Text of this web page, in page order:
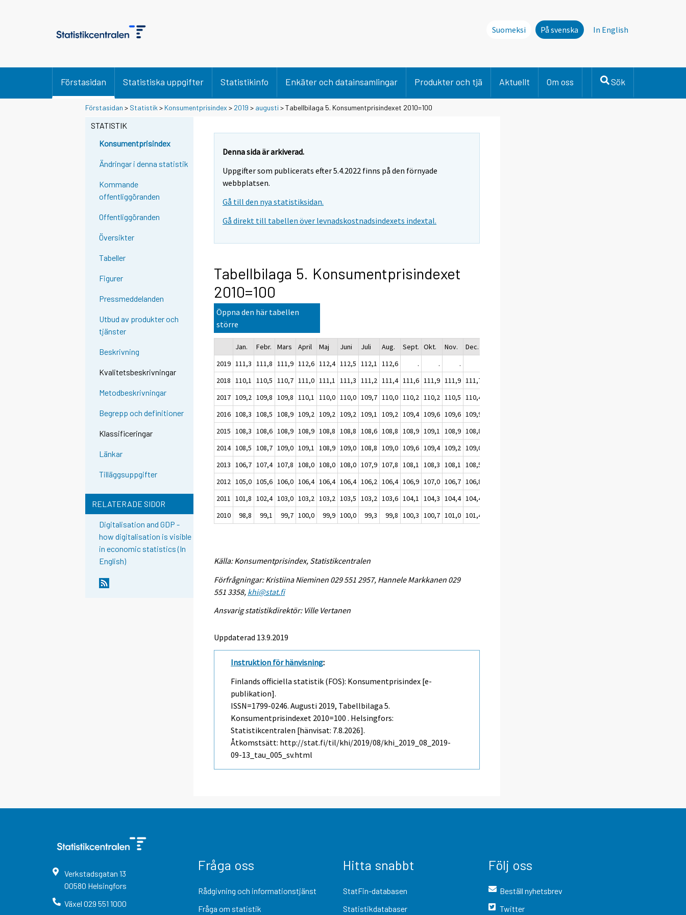
Suomeksi På svenska In English
Förstasidan Statistiska uppgifter Statistikinfo Enkäter och datainsamlingar Produkter och tjä Aktuellt Om oss Sök
Förstasidan > Statistik > Konsumentprisindex > 2019 > augusti > Tabellbilaga 5. Konsumentprisindexet 2010=100
STATISTIK
Konsumentprisindex
Ändringar i denna statistik
Kommande
offentliggöranden
Offentliggöranden
Översikter
Tabeller
Figurer
Pressmeddelanden
Utbud av produkter och
tjänster
Beskrivning
Kvalitetsbeskrivningar
Metodbeskrivningar
Begrepp och definitioner
Klassificeringar
Länkar
Tilläggsuppgifter
RELATERADE SIDOR
Digitalisation and GDP -
how digitalisation is visible
in economic statistics (In
English)
Denna sida är arkiverad.
Uppgifter som publicerats efter 5.4.2022 finns på den förnyade
webbplatsen.
Gå till den nya statistiksidan.
Gå direkt till tabellen över levnadskostnadsindexets indextal.
Tabellbilaga 5. Konsumentprisindexet
2010=100
Öppna den här tabellen
större
Jan. Febr. Mars April Maj Juni Juli Aug. Sept. Okt. Nov. Dec.
2019 111,3 111,8 111,9 112,6 112,4 112,5 112,1 112,6 . . .
2018 110,1 110,5 110,7 111,0 111,1 111,3 111,2 111,4 111,6 111,9 111,9 111,7
2017 109,2 109,8 109,8 110,1 110,0 110,0 109,7 110,0 110,2 110,2 110,5 110,4
2016 108,3 108,5 108,9 109,2 109,2 109,2 109,1 109,2 109,4 109,6 109,6 109,9
2015 108,3 108,6 108,9 108,9 108,8 108,8 108,6 108,8 108,9 109,1 108,9 108,8
2014 108,5 108,7 109,0 109,1 108,9 109,0 108,8 109,0 109,6 109,4 109,2 109,0
2013 106,7 107,4 107,8 108,0 108,0 108,0 107,9 107,8 108,1 108,3 108,1 108,5
2012 105,0 105,6 106,0 106,4 106,4 106,4 106,2 106,4 106,9 107,0 106,7 106,8
2011 101,8 102,4 103,0 103,2 103,2 103,5 103,2 103,6 104,1 104,3 104,4 104,4
2010
98,8 99,1 99,7 100,0 99,9 100,0 99,3 99,8 100,3 100,7 101,0 101,4
Källa: Konsumentprisindex, Statistikcentralen
Förfrågningar: Kristiina Nieminen 029 551 2957, Hannele Markkanen 029
551 3358, khi@stat.fi
Ansvarig statistikdirektör: Ville Vertanen
Uppdaterad 13.9.2019
Instruktion för hänvisning:
Finlands officiella statistik (FOS): Konsumentprisindex [e-
publikation].
ISSN=1799-0246.Augusti 2019, Tabellbilaga 5.
Konsumentprisindexet 2010=100 . Helsingfors:
Statistikcentralen [hänvisat: 7.8.2026].
Åtkomstsätt: http://stat.fi/til/khi/2019/08/khi_2019_08_2019-
09-13_tau_005_sv.html
Verkstadsgatan 13
00580 Helsingfors
Växel 029 551 1000
Fråga oss
Rådgivning och informationstjänst
Fråga om statistik
Hitta snabbt
StatFin-databasen
Statistikdatabaser
Följ oss
Beställ nyhetsbrev
Twitter